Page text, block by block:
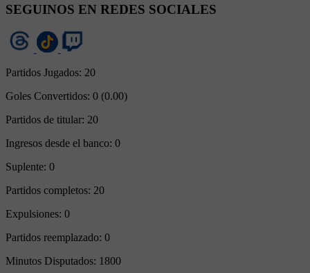
SEGUINOS EN REDES SOCIALES
Partidos Jugados: 20
Goles Convertidos: 0 (0.00)
Partidos de titular: 20
Ingresos desde el banco: 0
Suplente: 0
Partidos completos: 20
Expulsiones: 0
Partidos reemplazado: 0
Minutos Disputados: 1800